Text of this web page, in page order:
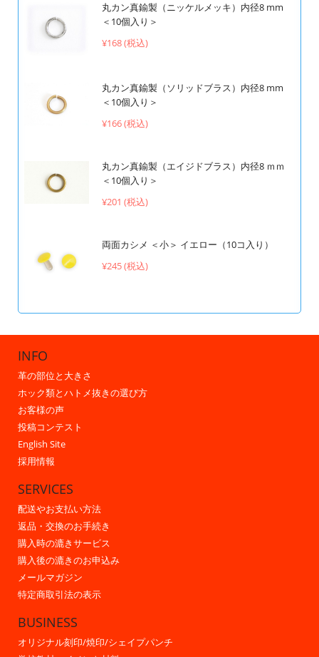
丸カン真鍮製（ニッケルメッキ）内径8 mm
＜10個入り＞
¥168 (税込)
丸カン真鍮製（ソリッドブラス）内径8 mm
＜10個入り＞
¥166 (税込)
丸カン真鍮製（エイジドブラス）内径8 ｍｍ
＜10個入り＞
¥201 (税込)
両面カシメ ＜小＞ イエロー（10コ入り）
¥245 (税込)
INFO
革の部位と大きさ
ホック類とハトメ抜きの選び方
お客様の声
投稿コンテスト
English Site
採用情報
SERVICES
配送やお支払い方法
返品・交換のお手続き
購入時の漉きサービス
購入後の漉きのお申込み
メールマガジン
特定商取引法の表示
BUSINESS
オリジナル刻印/焼印/シェイプパンチ